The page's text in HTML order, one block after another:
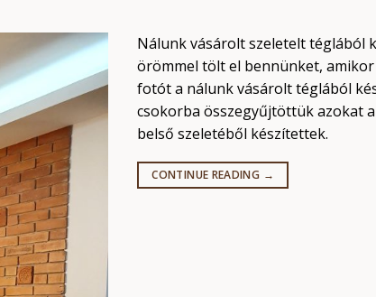
Nálunk vásárolt szeletelt téglából
örömmel tölt el bennünket,
fotót a nálunk vásárolt téglából
csokorba összegyűjtöttük azokat
belső szeletéből készítettek.
CONTINUE READING →